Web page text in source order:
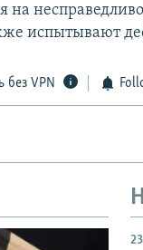
испытывают
без VPN